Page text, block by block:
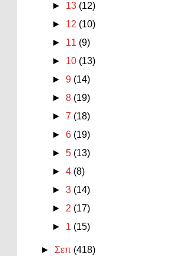
► 13 (12)
► 12 (10)
► 11 (9)
► 10 (13)
►9 (14)
►8 (19)
►7 (18)
►6 (19)
►5 (13)
►4 (8)
►3 (14)
► 2 (17)
► 1 (15)
► Σεπ (418)